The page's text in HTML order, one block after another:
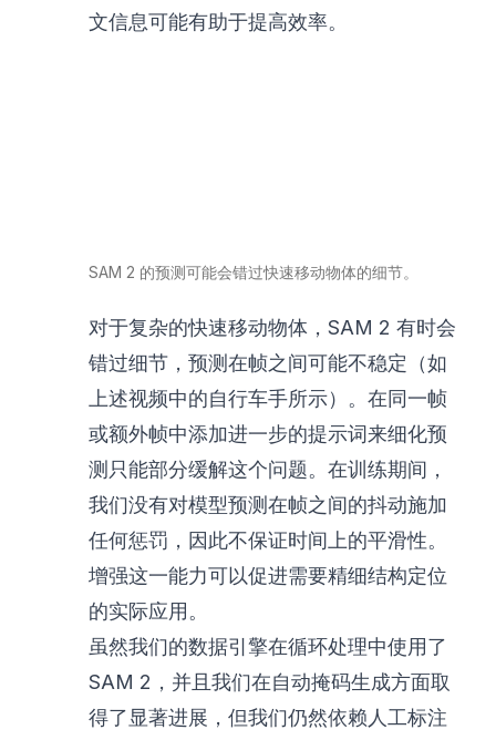
文信息可能有助于提高效率。
SAM 2 的预测可能会错过快速移动物体的细节。
对于复杂的快速移动物体，SAM 2 有时会
错过细节，预测在帧之间可能不稳定（如
上述视频中的自行车手所示）。在同一帧
或额外帧中添加进一步的提示词来细化预
测只能部分缓解这个问题。在训练期间，
我们没有对模型预测在帧之间的抖动施加
任何惩罚，因此不保证时间上的平滑性。
增强这一能力可以促进需要精细结构定位
的实际应用。
虽然我们的数据引擎在循环处理中使用了
SAM 2，并且我们在自动掩码生成方面取
得了显著进展，但我们仍然依赖人工标注